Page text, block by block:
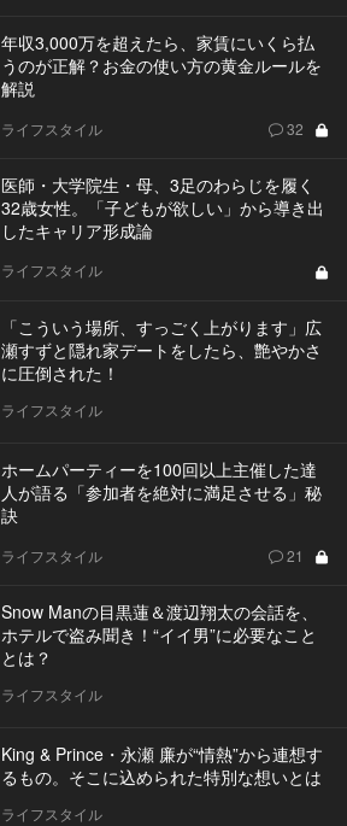
年収3,000万を超えたら、家賃にいくら払
うのが正解？お金の使い方の黄金ルールを
解説
ライフスタイル 32
医師・大学院生・母、3足のわらじを履く
32歳女性。「子どもが欲しい」から導き出
したキャリア形成論
ライフスタイル
「こういう場所、すっごく上がります」広
瀬すずと隠れ家デートをしたら、艶やかさ
に圧倒された！
ライフスタイル
ホームパーティーを100回以上主催した達
人が語る「参加者を絶対に満足させる」秘
訣
ライフスタイル 21
Snow Manの目黒蓮＆渡辺翔太の会話を、
ホテルで盗み聞き！“イイ男”に必要なこと
とは？
ライフスタイル
King & Prince・永瀬 廉が“情熱”から連想す
るもの。そこに込められた特別な想いとは
ライフスタイル